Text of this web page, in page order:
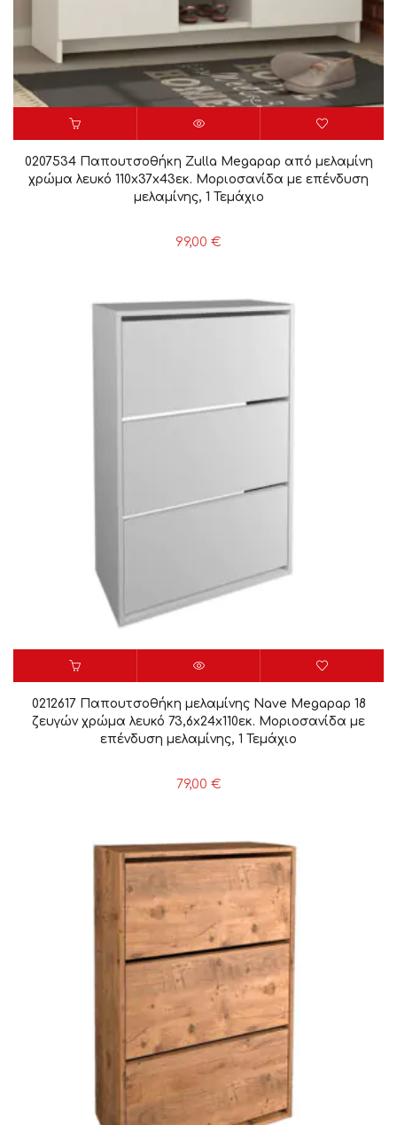
0207534 Παπουτσοθήκη Zulla Megapap από μελαμίνη
χρώμα λευκό 110x37x43εκ. Μοριοσανίδα με επένδυση
μελαμίνης, 1 Τεμάχιο
99,00 €
0212617 Παπουτσοθήκη μελαμίνης Nave Megapap 18
ζευγών χρώμα λευκό 73,6x24x110εκ. Μοριοσανίδα με
επένδυση μελαμίνης, 1 Τεμάχιο
79,00 €